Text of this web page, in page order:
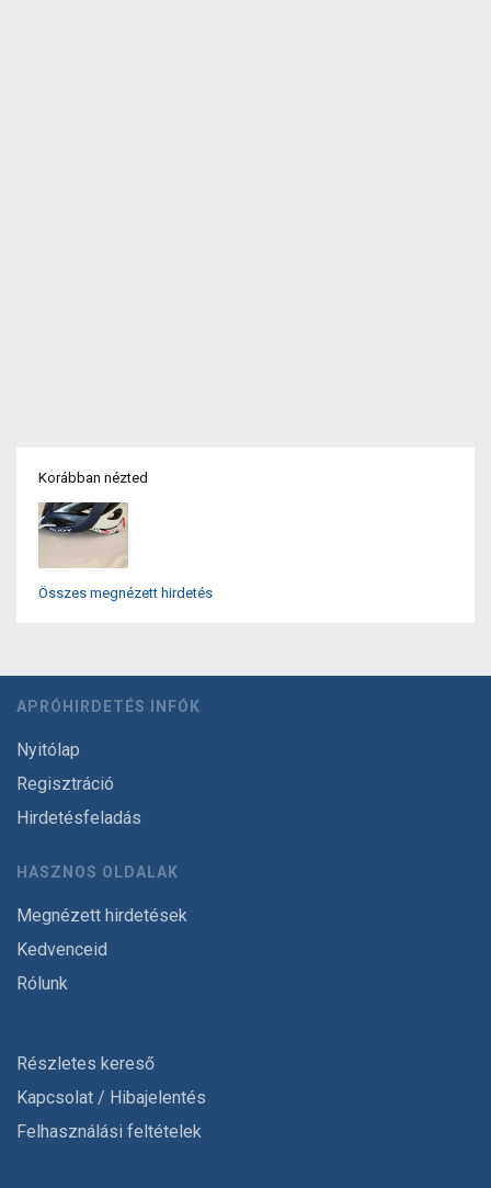
Korábban nézted
Összes megnézett hirdetés
APRÓHIRDETÉS INFÓK
Nyitólap
Regisztráció
Hirdetésfeladás
HASZNOS OLDALAK
Megnézett hirdetések
Kedvenceid
Rólunk
Részletes kereső
Kapcsolat / Hibajelentés
Felhasználási feltételek